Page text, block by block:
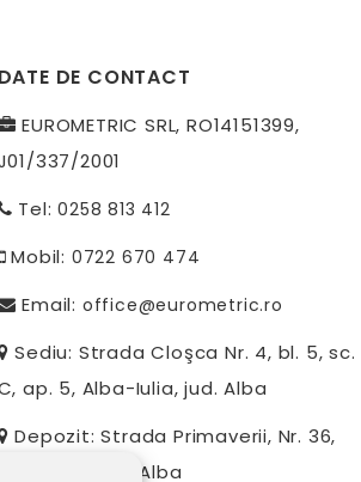
DATE DE CONTACT
EUROMETRIC SRL, RO14151399,
337/2001
Tel:0258 813 412
Mobil: 0722 670 474
Email: office@eurometric.ro
Sediu: Strada Cloşca Nr. 4, bl. 5, sc.
ap. 5, Alba-Iulia, jud. Alba
Depozit: Strada Primaverii, Nr. 36,
Alba-Iulia, jud. Alba